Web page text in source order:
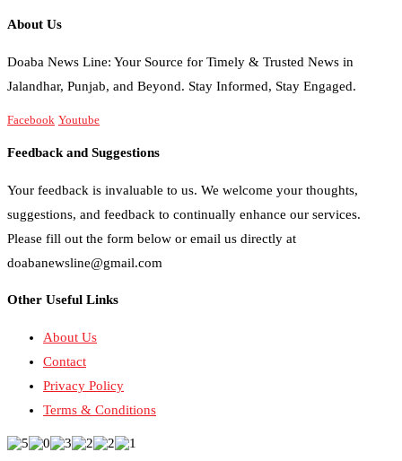
About Us
Doaba News Line: Your Source for Timely & Trusted News in
Jalandhar, Punjab, and Beyond. Stay Informed, Stay Engaged.
Facebook Youtube
Feedback and Suggestions
Your feedback is invaluable to us. We welcome your thoughts,
suggestions, and feedback to continually enhance our services.
Please fill out the form below or email us directly at
doabanewsline@gmail.com
Other Useful Links
About Us
Contact
Privacy Policy
Terms & Conditions